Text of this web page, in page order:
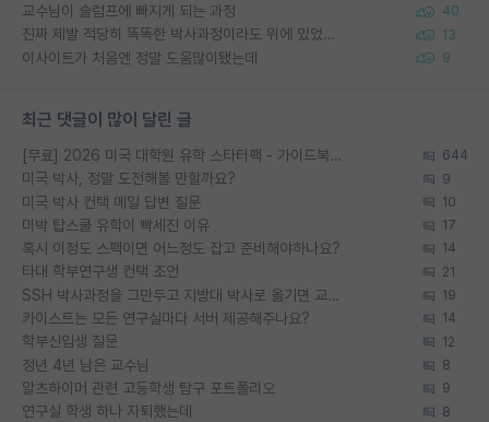
교수님이 슬럼프에 빠지게 되는 과정 40
진짜 제발 적당히 똑똑한 박사과정이라도 위에 있었으면.. 13
이사이트가 처음엔 정말 도움많이됐는데 9
최근 댓글이 많이 달린 글
[무료] 2026 미국 대학원 유학 스타터팩 - 가이드북 & 합격자 컨택메일 템플릿 644
미국 박사, 정말 도전해볼 만할까요? 9
미국 박사 컨택 메일 답변 질문 10
미박 탑스쿨 유학이 빡세진 이유 17
혹시 이정도 스펙이면 어느정도 잡고 준비해야하나요? 14
타대 학부연구생 컨택 조언 21
SSH 박사과정을 그만두고 지방대 박사로 옮기면 교수의 꿈은 끝일까요? 19
카이스트는 모든 연구실마다 서버 제공해주나요? 14
학부신입생 질문 12
정년 4년 남은 교수님 8
알츠하이머 관련 고등학생 탐구 포트폴리오 9
연구실 학생 하나 자퇴했는데 8